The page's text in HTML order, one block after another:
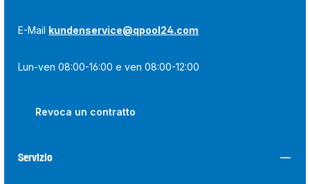
E-Mail kundenservice@qpool24.com
Lun-ven 08:00-16:00 e ven 08:00-12:00
Revoca un contratto
Servizio